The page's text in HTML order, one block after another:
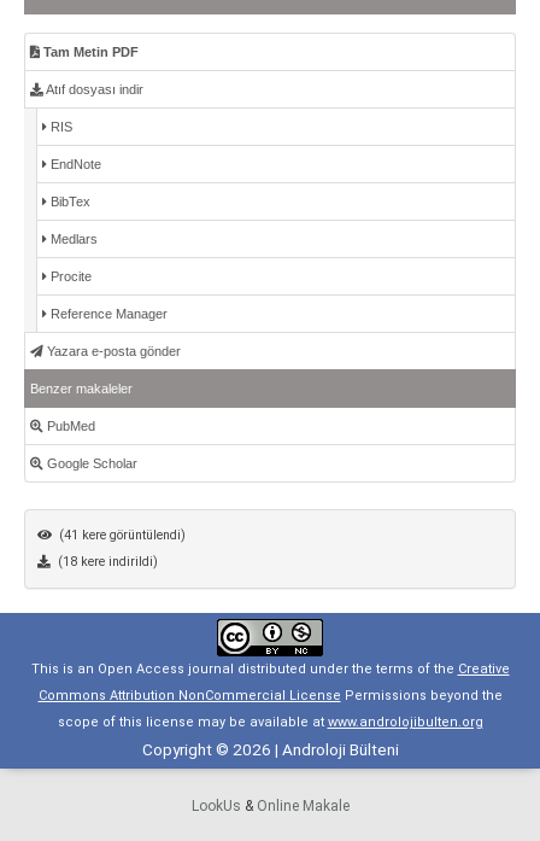
Tam Metin PDF
Atıf dosyası indir
RIS
EndNote
BibTex
Medlars
Procite
Reference Manager
Yazara e-posta gönder
Benzer makaleler
PubMed
Google Scholar
(41 kere görüntülendi)
(18 kere indirildi)
This is an Open Access journal distributed under the terms of the Creative
Commons Attribution NonCommercial License Permissions beyond the
scope of this license may be available at www.androlojibulten.org
Copyright © 2026 | Androloji Bülteni
LookUs & Online Makale